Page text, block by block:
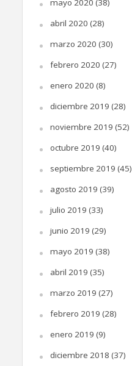
mayo 2020 (38)
abril 2020 (28)
marzo 2020 (30)
febrero 2020 (27)
enero 2020 (8)
diciembre 2019 (28)
noviembre 2019 (52)
octubre 2019 (40)
septiembre 2019 (45)
agosto 2019 (39)
julio 2019 (33)
junio 2019 (29)
mayo 2019 (38)
abril 2019 (35)
marzo 2019 (27)
febrero 2019 (28)
enero 2019 (9)
diciembre 2018 (37)